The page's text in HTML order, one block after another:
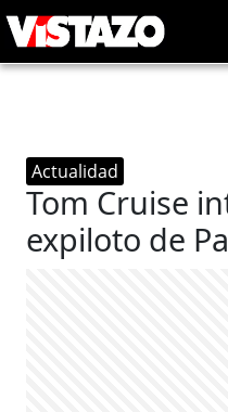
Actualidad
Tom Cruise
expiloto de